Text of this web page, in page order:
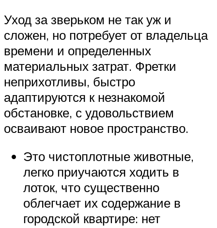
Уход за зверьком не так уж и
сложен, но потребует от владельца
времени и определенных
материальных затрат. Фретки
неприхотливы, быстро
адаптируются к незнакомой
обстановке, с удовольствием
осваивают новое пространство.
Это чистоплотные животные,
легко приучаются ходить в
лоток, что существенно
облегчает их содержание в
городской квартире: нет